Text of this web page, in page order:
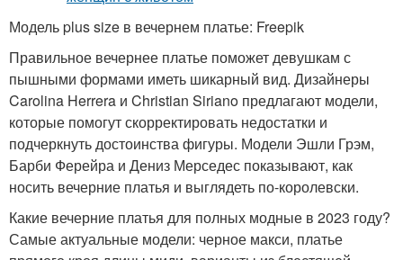
Модель plus size в вечернем платье: Freepik
Правильное вечернее платье поможет девушкам с
пышными формами иметь шикарный вид. Дизайнеры
Carolina Herrera и Christian Siriano предлагают модели,
которые помогут скорректировать недостатки и
подчеркнуть достоинства фигуры. Модели Эшли Грэм,
Барби Ферейра и Дениз Мерседес показывают, как
носить вечерние платья и выглядеть по-королевски.
Какие вечерние платья для полных модные в 2023 году?
Самые актуальные модели: черное макси, платье